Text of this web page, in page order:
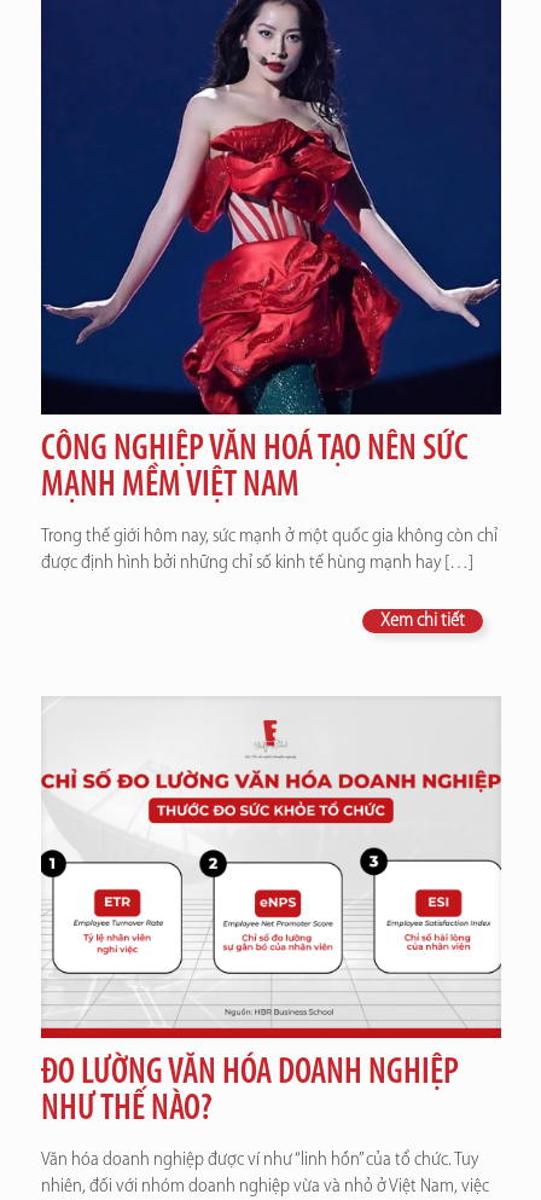
CÔNG NGHIỆP VĂN HOÁ TẠO NÊN SỨC
MẠNH MỀM VIỆT NAM
Trong thế giới hôm nay, sức mạnh ở một quốc gia không còn chỉ
được định hình bởi những chỉ số kinh tế hùng mạnh hay[…]
Xem chi tiết
ĐO LƯỜNG VĂN HÓA DOANH NGHIỆP
NHƯ THẾ NÀO?
Văn hóa doanh nghiệp được ví như “linh hồn” của tổ chức. Tuy
nhiên, đối với nhóm doanh nghiệp vừa và nhỏ ở Việt Nam, việc